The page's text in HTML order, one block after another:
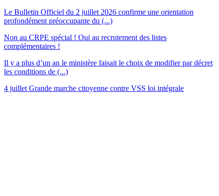
Le Bulletin Officiel du 2 juillet 2026 confirme une orientation
profondément préoccupante du (...)
Non au CRPE spécial ! Oui au recrutement des listes
complémentaires !
Il y a plus d’un an le ministère faisait le choix de modifier par décret
les conditions de (...)
4 juillet Grande marche citoyenne contre VSS loi intégrale